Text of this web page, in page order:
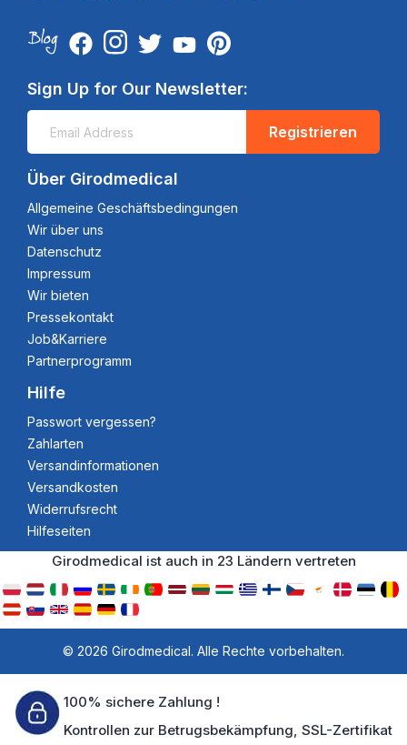
Sign Up for Our Newsletter:
Registrieren
Über Girodmedical
Allgemeine Geschäftsbedingungen
Wir über uns
Datenschutz
Impressum
Wir bieten
Pressekontakt
Job&Karriere
Partnerprogramm
Hilfe
Passwort vergessen?
Zahlarten
Versandinformationen
Versandkosten
Widerrufsrecht
Hilfeseiten
Girodmedical ist auch in 23 Ländern vertreten
© 2026 Girodmedical. Alle Rechte vorbehalten.
100% sichere Zahlung !
Kontrollen zur Betrugsbekämpfung, SSL-Zertifikat